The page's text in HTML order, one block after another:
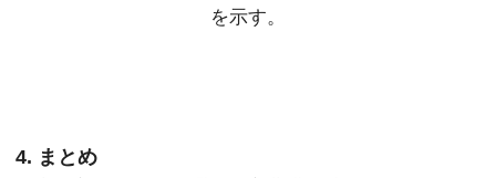
を示す。
4. まとめ